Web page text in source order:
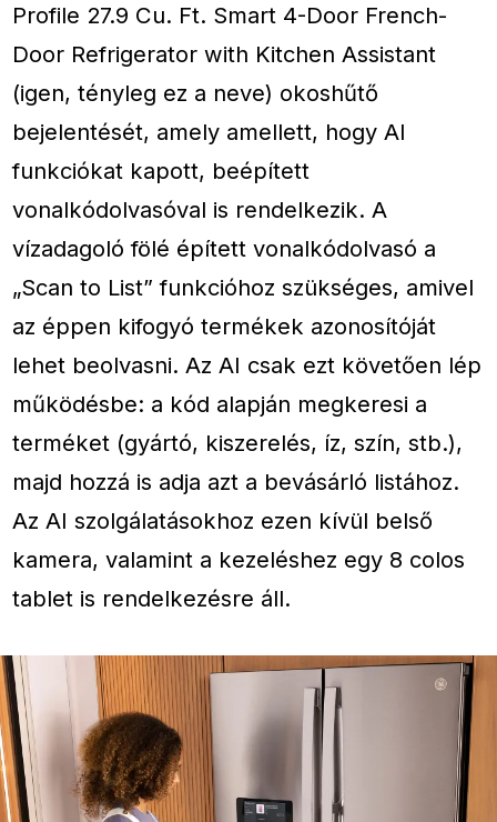
Profile 27.9 Cu. Ft. Smart 4-Door French-
Door Refrigerator with Kitchen Assistant
(igen, tényleg ez a neve) okoshűtő
bejelentését, amely amellett, hogy AI
funkciókat kapott, beépített
vonalkódolvasóval is rendelkezik. A
vízadagoló fölé épített vonalkódolvasó a
„Scan to List” funkcióhoz szükséges, amivel
az éppen kifogyó termékek azonosítóját
lehet beolvasni. Az AI csak ezt követően lép
működésbe: a kód alapján megkeresi a
terméket (gyártó, kiszerelés, íz, szín, stb.),
majd hozzá is adja azt a bevásárló listához.
Az AI szolgálatásokhoz ezen kívül belső
kamera, valamint a kezeléshez egy 8 colos
tablet is rendelkezésre áll.